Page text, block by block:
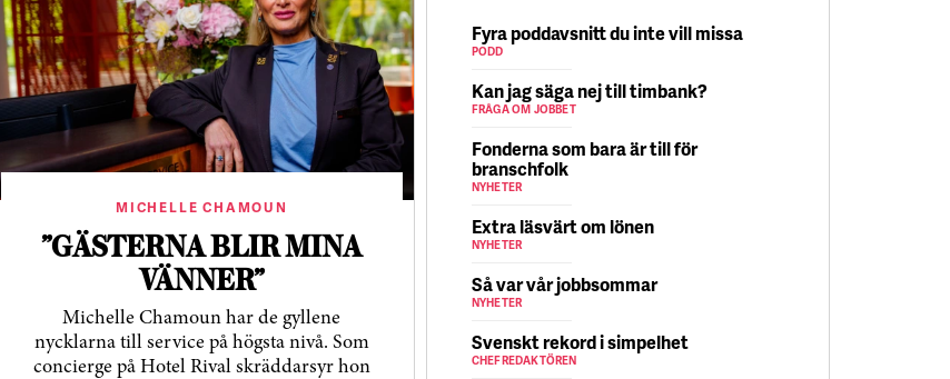
MICHELLE CHAMOUN
”GÄSTERNA BLIR MINA
VÄNNER”
Michelle Chamoun har de gyllene
nycklarna till service på högsta nivå. Som
concierge på Hotel Rival skräddarsyr hon
Fyra poddavsnitt du inte vill missa
PODD
Kan jag säga nej till timbank?
FRÅGA OM JOBBET
Fonderna som bara är till för
branschfolk
NYHETER
Extra läsvärt om lönen
NYHETER
Så var vår jobbsommar
NYHETER
Svenskt rekord i simpelhet
CHEFREDAKTÖREN